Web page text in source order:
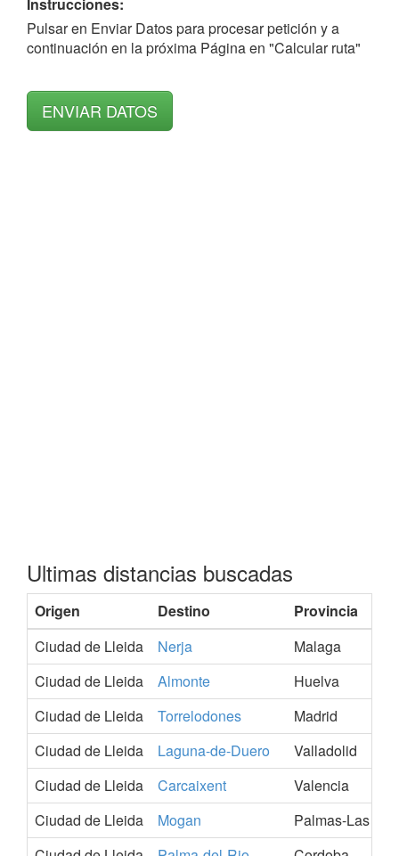
Pulsar en Enviar Datos para procesar petición y a
continuación en la próxima Página en "Calcular ruta"
Ultimas distancias buscadas
Origen Destino Provincia
Ciudad de Lleida
Nerja Malaga
Ciudad de Lleida
Almonte Huelva
Ciudad de Lleida
Torrelodones Madrid
Ciudad de Lleida
Laguna-de-Duero Valladolid
Ciudad de Lleida
Carcaixent Valencia
Ciudad de Lleida
Mogan Palmas-Las